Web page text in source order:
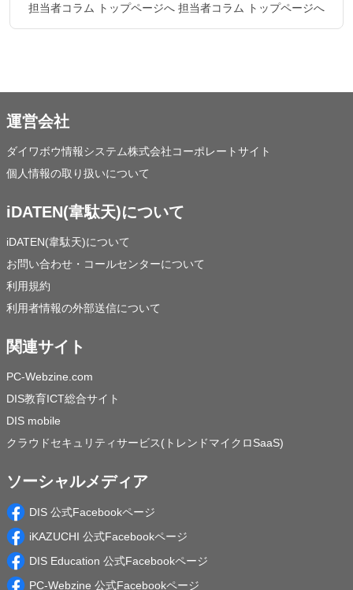
担当者コラム トップページへ 担当者コラム トップページへ
運営会社
ダイワボウ情報システム株式会社コーポレートサイト
個人情報の取り扱いについて
iDATEN(韋駄天)について
iDATEN(韋駄天)について
お問い合わせ・コールセンターについて
利用規約
利用者情報の外部送信について
関連サイト
PC-Webzine.com
DIS教育ICT総合サイト
DIS mobile
クラウドセキュリティサービス(トレンドマイクロSaaS)
ソーシャルメディア
DIS 公式Facebookページ
iKAZUCHI 公式Facebookページ
DIS Education 公式Facebookページ
PC-Webzine 公式Facebookページ